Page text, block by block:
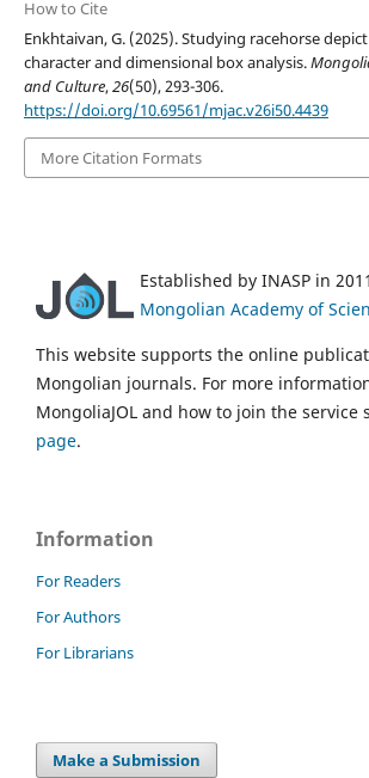
How to Cite
Enkhtaivan, G. (2025). Studying racehorse
character and dimensional box analysis.
and Culture,26(50), 293-306.
https://doi.org/10.69561/mjac.v26i50.4439
More Citation Formats
Established by INASP in
Mongolian Academy of
This website supports the online
Mongolian journals. For more
MongoliaJOL and how to join the service
page.
Information
For Readers
For Authors
For Librarians
Make a Submission